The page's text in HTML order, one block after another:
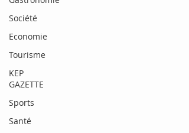
Société
Economie
Tourisme
KEP
GAZETTE
Sports
Santé